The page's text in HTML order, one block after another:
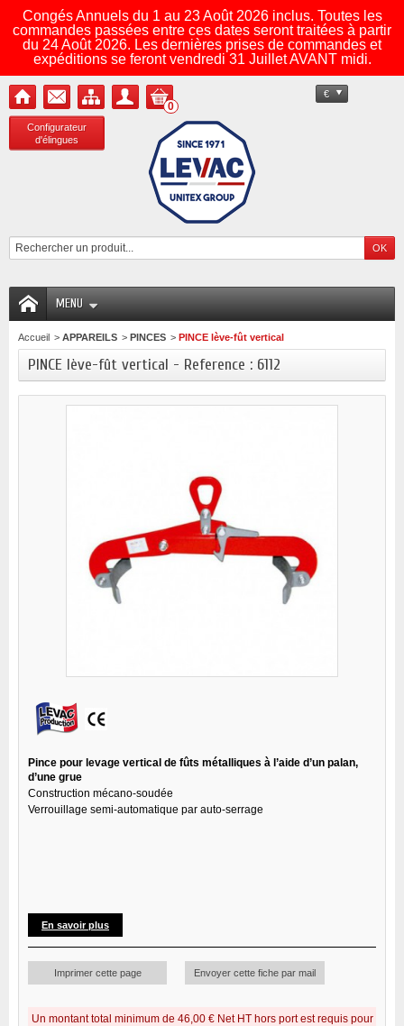
Congés Annuels du 1 au 23 Août 2026 inclus. Toutes les
commandes passées entre ces dates seront traitées à partir
du 24 Août 2026. Les dernières prises de commandes et
expéditions se feront vendredi 31 Juillet AVANT midi.
Configurateur
d'élingues
€
0
MENU
Accueil > APPAREILS > PINCES > PINCE lève-fût vertical
PINCE lève-fût vertical - Reference : 6112
Pince pour levage vertical de fûts métalliques à l’aide d’un palan,
d’une grue
Construction mécano-soudée
Verrouillage semi-automatique par auto-serrage
En savoir plus
Imprimer cette page Envoyer cette fiche par mail
Un montant total minimum de 46,00 € Net HT hors port est requis pour